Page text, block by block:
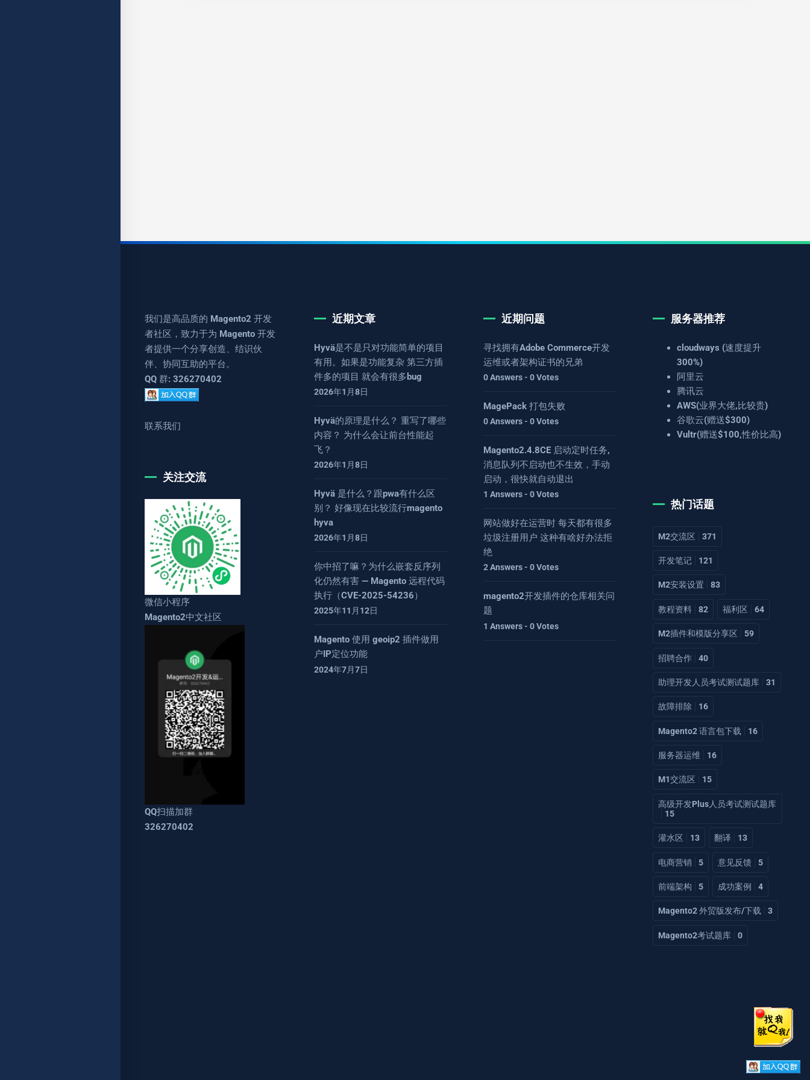
我们是高品质的 Magento2 开发
者社区，致力于为 Magento 开发
者提供一个分享创造、结识伙
伴、协同互助的平台。
QQ 群: 326270402
联系我们
关注交流
微信小程序
Magento2中文社区
QQ扫描加群
326270402
近期文章
Hyvä是不是只对功能简单的项目
有用。如果是功能复杂 第三方插
件多的项目 就会有很多bug
2026年1月8日
Hyvä的原理是什么？ 重写了哪些
内容？ 为什么会让前台性能起
飞？
2026年1月8日
Hyvä 是什么？跟pwa有什么区
别？ 好像现在比较流行magento
hyva
2026年1月8日
你中招了嘛？为什么嵌套反序列
化仍然有害 — Magento 远程代码
执行（CVE-2025-54236）
2025年11月12日
Magento 使用 geoip2 插件做用
户IP定位功能
2024年7月7日
近期问题
寻找拥有Adobe Commerce开发
运维或者架构证书的兄弟
0 Answers - 0 Votes
MagePack 打包失败
0 Answers - 0 Votes
Magento2.4.8CE 启动定时任务,
消息队列不启动也不生效，手动
启动，很快就自动退出
1 Answers - 0 Votes
网站做好在运营时 每天都有很多
垃圾注册用户 这种有啥好办法拒
绝
2 Answers - 0 Votes
magento2开发插件的仓库相关问
题
1 Answers - 0 Votes
服务器推荐
cloudways (速度提升
300%)
阿里云
腾讯云
AWS(业界大佬,比较贵)
谷歌云(赠送$300)
Vultr(赠送$100,性价比高)
热门话题
M2交流区 371
开发笔记 121
M2安装设置 83
教程资料 82 福利区 64
M2插件和模版分享区 59
招聘合作 40
助理开发人员考试测试题库 31
故障排除 16
Magento2 语言包下载 16
服务器运维 16
M1交流区 15
高级开发Plus人员考试测试题库
15
灌水区 13 翻译 13
电商营销 5 意见反馈 5
前端架构 5 成功案例 4
Magento2 外贸版发布/下载 3
Magento2考试题库 0